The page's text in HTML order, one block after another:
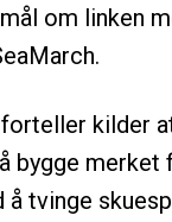
om linken
kilder
bygge merket
å tvinge